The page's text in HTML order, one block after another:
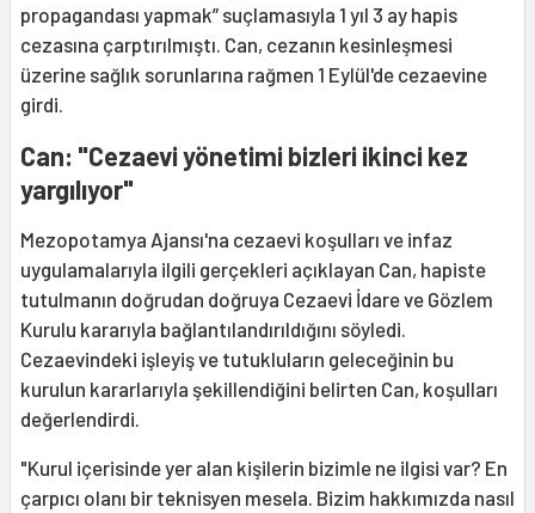
propagandası yapmak” suçlamasıyla 1 yıl 3 ay hapis
cezasına çarptırılmıştı. Can, cezanın kesinleşmesi
üzerine sağlık sorunlarına rağmen 1 Eylül'de cezaevine
girdi.
Can: "Cezaevi yönetimi bizleri ikinci kez
yargılıyor"
Mezopotamya Ajansı'na cezaevi koşulları ve infaz
uygulamalarıyla ilgili gerçekleri açıklayan Can, hapiste
tutulmanın doğrudan doğruya Cezaevi İdare ve Gözlem
Kurulu kararıyla bağlantılandırıldığını söyledi.
Cezaevindeki işleyiş ve tutukluların geleceğinin bu
kurulun kararlarıyla şekillendiğini belirten Can, koşulları
değerlendirdi.
"Kurul içerisinde yer alan kişilerin bizimle ne ilgisi var? En
çarpıcı olanı bir teknisyen mesela. Bizim hakkımızda nasıl